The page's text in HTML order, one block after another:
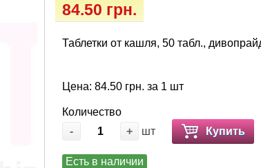
84.50 грн.
Таблетки от кашля, 50 табл.,
Цена: 84.50 грн. за 1 шт
Количество
-
+ шт Купить
Есть в наличии